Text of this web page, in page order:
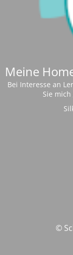
Meine
Bei Interesse an
Sie
©